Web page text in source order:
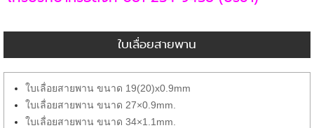
ใบเลื่อยสายพาน
ใบเลื่อยสายพาน ขนาด 19(20)x0.9mm
ใบเลื่อยสายพาน ขนาด 27×0.9mm.
ใบเลื่อยสายพาน ขนาด 34×1.1mm.